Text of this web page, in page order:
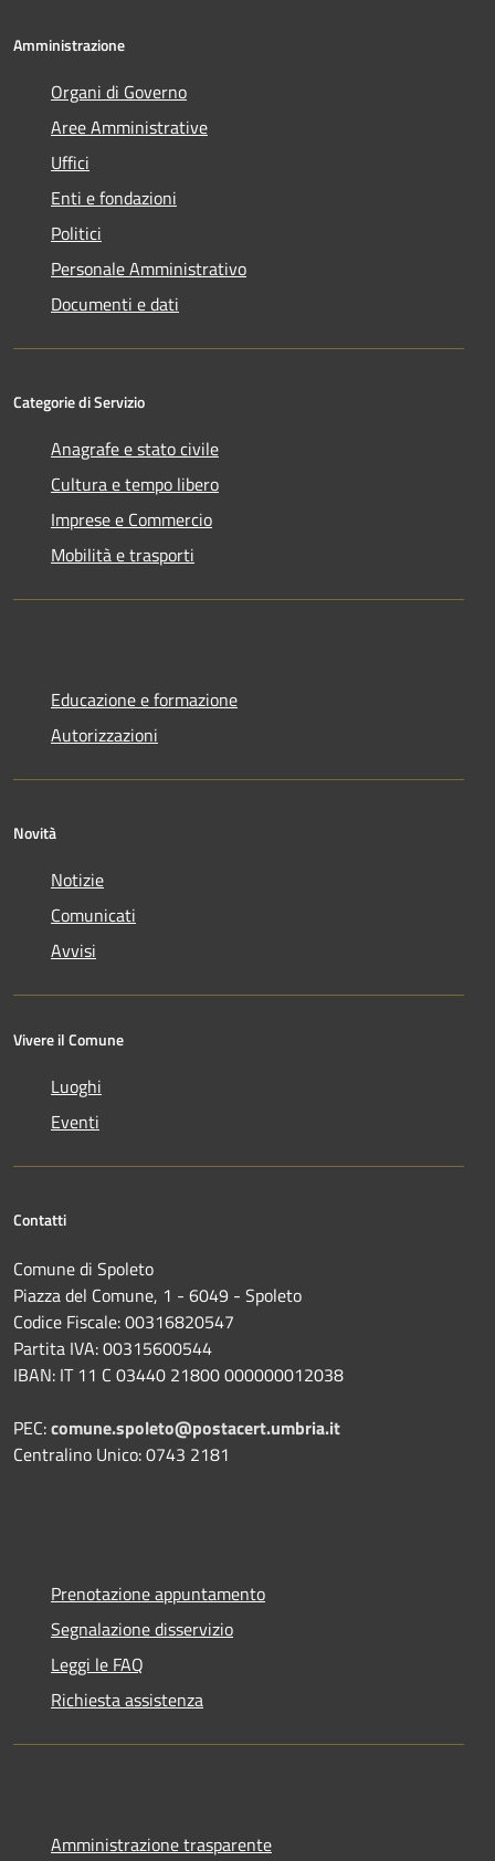
Amministrazione
Organi di Governo
Aree Amministrative
Uffici
Enti e fondazioni
Politici
Personale Amministrativo
Documenti e dati
Categorie di Servizio
Anagrafe e stato civile
Cultura e tempo libero
Imprese e Commercio
Mobilità e trasporti
Educazione e formazione
Autorizzazioni
Novità
Notizie
Comunicati
Avvisi
Vivere il Comune
Luoghi
Eventi
Contatti
Comune di Spoleto
Piazza del Comune, 1 - 6049 - Spoleto
Codice Fiscale: 00316820547
Partita IVA: 00315600544
IBAN: IT 11 C 03440 21800 000000012038
PEC:comune.spoleto@postacert.umbria.it
Centralino Unico: 0743 2181
Prenotazione appuntamento
Segnalazione disservizio
Leggi le FAQ
Richiesta assistenza
Amministrazione trasparente